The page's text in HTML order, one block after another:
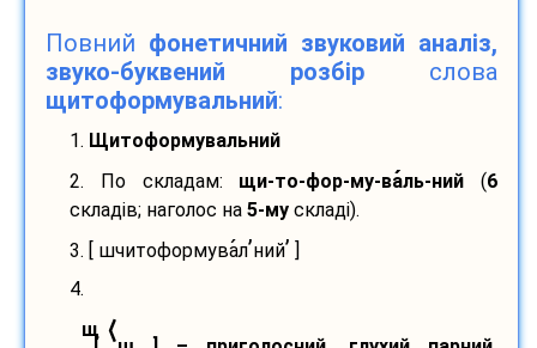
Повний фонетичний звуковий аналіз,
звуко-буквений розбір слова
щитоформувальний:
1. Щитоформувальний
2. По складам: щи-то-фор-му-валь-ний (6
складів; наголос на 5-му складі).
3. [ шчитоформувал’ний’
4.
щ ⟨